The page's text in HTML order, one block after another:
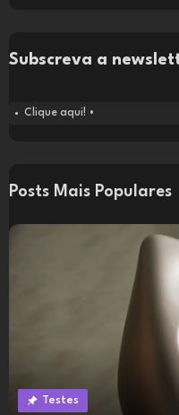
Subscreva a
Clique aqui! •
Posts Mais Populares
Testes